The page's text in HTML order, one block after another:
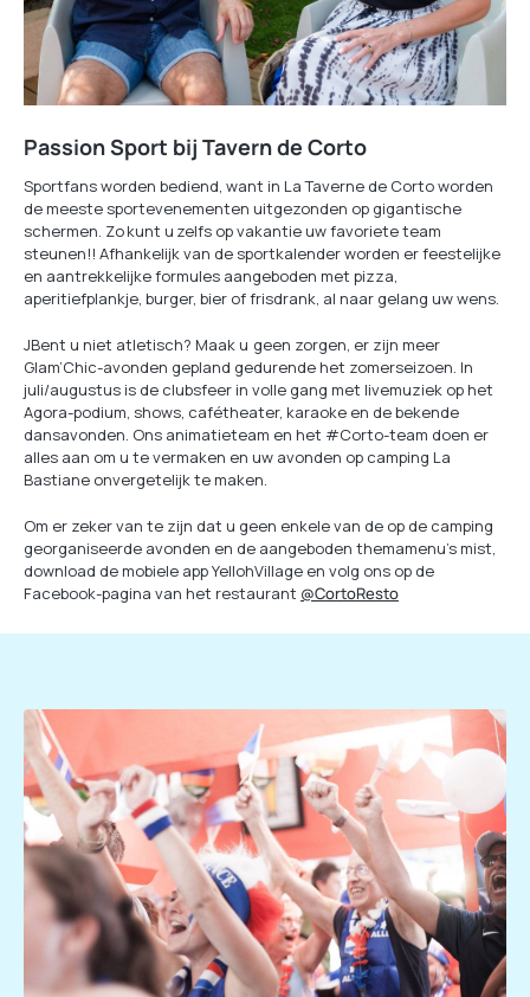
Passion Sport bij Tavern de Corto
Sportfans worden bediend, want in La Taverne de Corto worden
de meeste sportevenementen uitgezonden op gigantische
schermen. Zo kunt u zelfs op vakantie uw favoriete team
steunen!! Afhankelijk van de sportkalender worden er feestelijke
en aantrekkelijke formules aangeboden met pizza,
aperitiefplankje, burger, bier of frisdrank, al naar gelang uw wens.
JBent u niet atletisch? Maak u geen zorgen, er zijn meer
Glam’Chic-avonden gepland gedurende het zomerseizoen. In
juli/augustus is de clubsfeer in volle gang met livemuziek op het
Agora-podium, shows, cafétheater, karaoke en de bekende
dansavonden. Ons animatieteam en het #Corto-team doen er
alles aan om u te vermaken en uw avonden op camping La
Bastiane onvergetelijk te maken.
Om er zeker van te zijn dat u geen enkele van de op de camping
georganiseerde avonden en de aangeboden themamenu’s mist,
download de mobiele app YellohVillage en volg ons op de
Facebook-pagina van het restaurant @CortoResto